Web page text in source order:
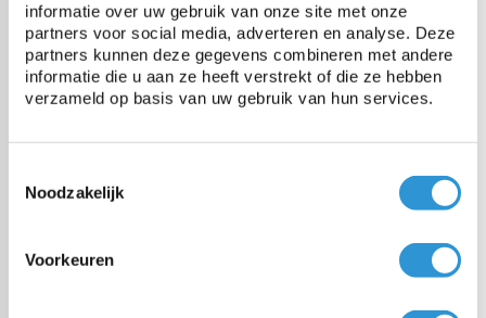
informatie over uw gebruik van onze site met onze
partners voor social media, adverteren en analyse. Deze
partners kunnen deze gegevens combineren met andere
informatie die u aan ze heeft verstrekt of die ze hebben
verzameld op basis van uw gebruik van hun services.
Noodzakelijk
Voorkeuren
Temperatuurbestendigheid -40 tot +80°C
Windreductie 90%